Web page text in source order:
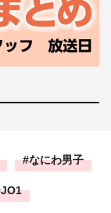
なにわ男子
JO1